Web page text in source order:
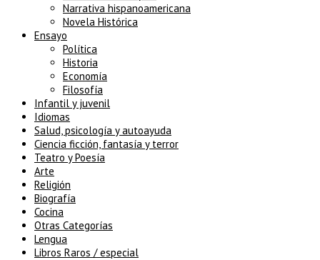
Narrativa hispanoamericana
Novela Histórica
Ensayo
Política
Historia
Economía
Filosofía
Infantil y juvenil
Idiomas
Salud, psicología y autoayuda
Ciencia ficción, fantasía y terror
Teatro y Poesía
Arte
Religión
Biografía
Cocina
Otras Categorías
Lengua
Libros Raros / especial